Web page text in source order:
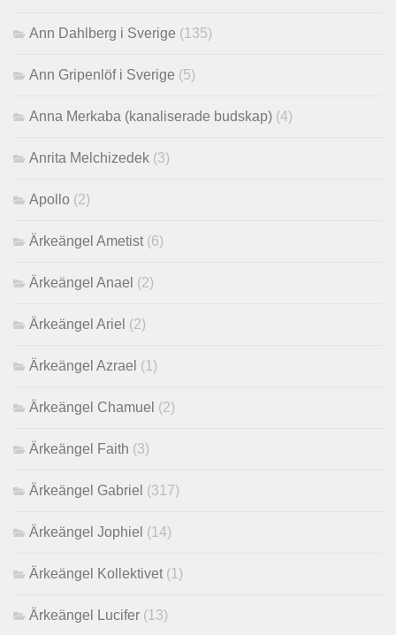
Ann Dahlberg i Sverige (135)
Ann Gripenlöf i Sverige (5)
Anna Merkaba (kanaliserade budskap) (4)
Anrita Melchizedek (3)
Apollo (2)
Ärkeängel Ametist (6)
Ärkeängel Anael (2)
Ärkeängel Ariel (2)
Ärkeängel Azrael (1)
Ärkeängel Chamuel (2)
Ärkeängel Faith (3)
Ärkeängel Gabriel (317)
Ärkeängel Jophiel (14)
Ärkeängel Kollektivet (1)
Ärkeängel Lucifer (13)